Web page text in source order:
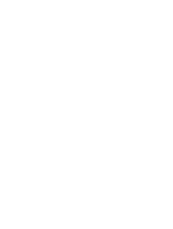
de formes non
plus sévères. La clé pour
un dermatologue